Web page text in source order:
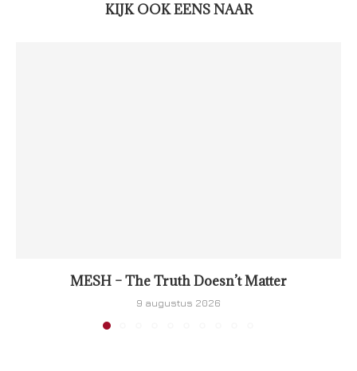
KIJK OOK EENS NAAR
MESH – The Truth Doesn’t Matter
9 augustus 2026